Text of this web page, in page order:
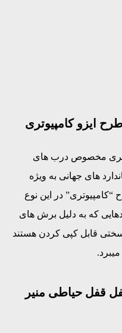
ایزو کامپیوتری
مخصوص درب‌ های
های جهانی به‌ ویژه
“کامپیوتری” در این نوع
که به‌ دلیل برش ‌های
قابل کپی کردن هستند
قفل حیاطی منیر